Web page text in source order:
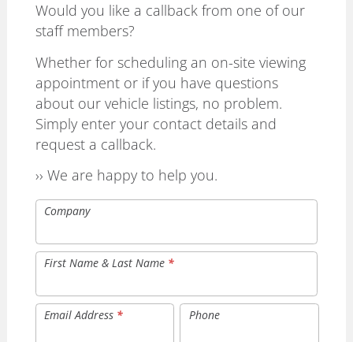
Would you like a callback from one of our
staff members?
Whether for scheduling an on-site viewing
appointment or if you have questions
about our vehicle listings, no problem.
Simply enter your contact details and
request a callback.
›› We are happy to help you.
Company
First Name & Last Name *
Email Address * Phone